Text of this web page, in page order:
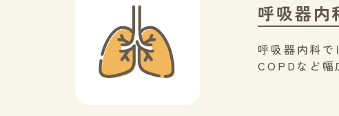
呼吸器内
呼吸器内科
COPDなど幅